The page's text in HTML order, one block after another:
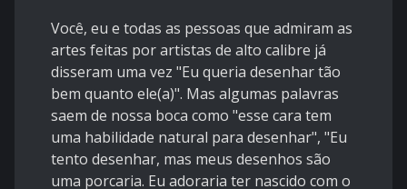
Você, eu e todas as pessoas que admiram as
artes feitas por artistas de alto calibre já
disseram uma vez "Eu queria desenhar tão
bem quanto ele(a)". Mas algumas palavras
saem de nossa boca como "esse cara tem
uma habilidade natural para desenhar", "Eu
tento desenhar, mas meus desenhos são
uma porcaria. Eu adoraria ter nascido com o